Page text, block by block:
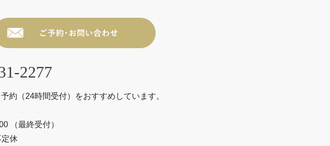
2277
約（24時間受付）をおすすめしています。
（最終受付）
定休